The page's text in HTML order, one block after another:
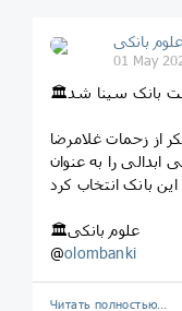
علوم بانکی
01 May
از زحمات غلامرضا
را به عنوان
🏛علوم بانکی
@olombanki
Читать полностью…